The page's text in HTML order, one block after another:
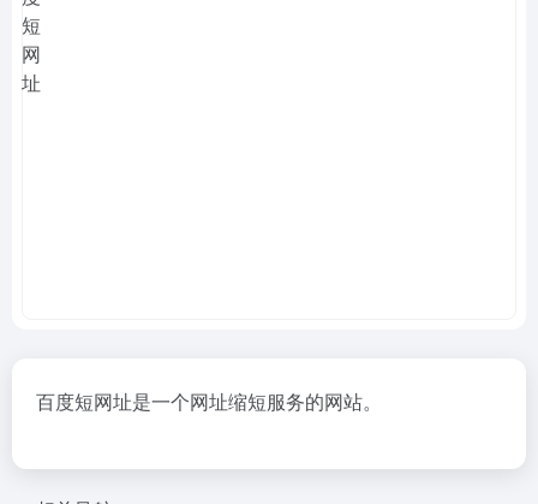
百度短网址是一个网址缩短服务的网站。